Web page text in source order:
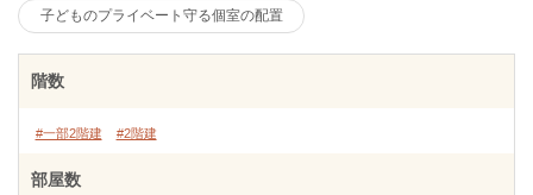
子どものプライベート守る個室の配置
階数
#一部2階建 #2階建
部屋数